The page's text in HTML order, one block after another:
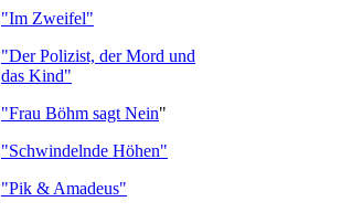
"Im Zweifel"
"Der Polizist, der Mord und
das Kind"
"Frau Böhm sagt Nein"
"Schwindelnde Höhen"
"Pik & Amadeus"